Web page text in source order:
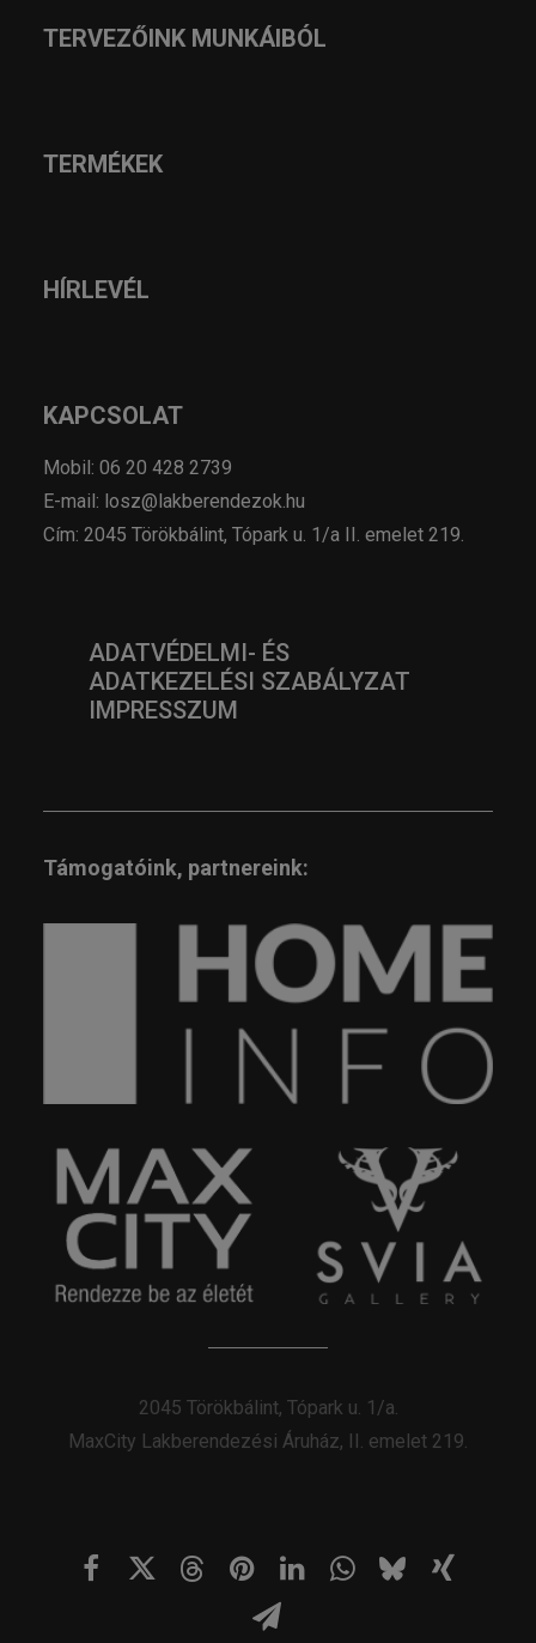
TERVEZŐINK MUNKÁIBÓL
TERMÉKEK
HÍRLEVÉL
KAPCSOLAT
Mobil: 06 20 428 2739
E-mail: losz@lakberendezok.hu
Cím: 2045 Törökbálint, Tópark u. 1/a II. emelet 219.
ADATVÉDELMI- ÉS
ADATKEZELÉSI SZABÁLYZAT
IMPRESSZUM
Támogatóink, partnereink:
2045 Törökbálint, Tópark u. 1/a.
MaxCity Lakberendezési Áruház, II. emelet 219.